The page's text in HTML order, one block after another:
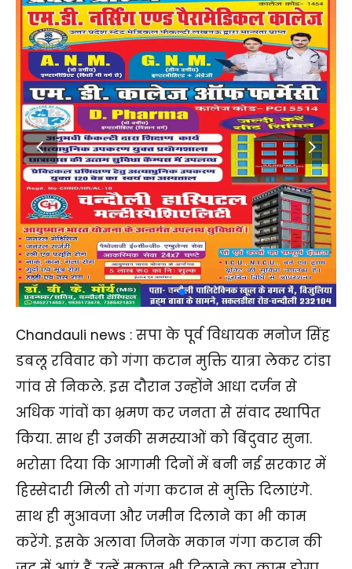
Chandauli news : सपा के पूर्व विधायक मनोज सिंह
डबलू रविवार को गंगा कटान मुक्ति यात्रा लेकर टांडा
गांव से निकले. इस दौरान उन्होंने आधा दर्जन से
अधिक गांवों का भ्रमण कर जनता से संवाद स्थापित
किया. साथ ही उनकी समस्याओं को बिंदुवार सुना.
भरोसा दिया कि आगामी दिनों में बनी नई सरकार में
हिस्सेदारी मिली तो गंगा कटान से मुक्ति दिलाएंगे.
साथ ही मुआवजा और जमीन दिलाने का भी काम
करेंगे. इसके अलावा जिनके मकान गंगा कटान की